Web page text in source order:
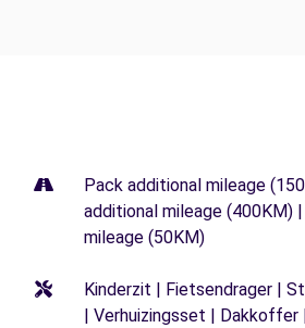
Pack additional mileage
additional mileage (400KM)
mileage (50KM)
Kinderzit | Fietsendrager |
| Verhuizingsset | Dakkoffer